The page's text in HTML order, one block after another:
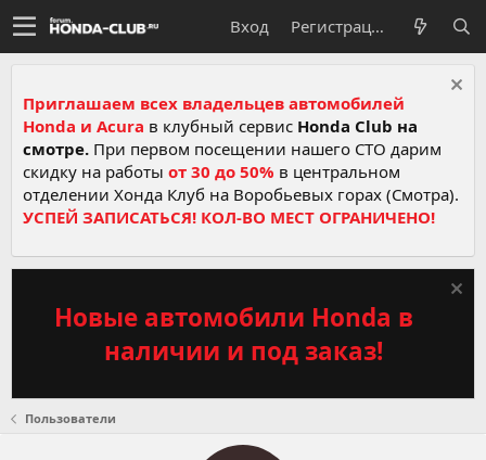
Вход Регистрация
Приглашаем всех владельцев автомобилей
Honda и Acura в клубный сервис Honda Club на
смотре. При первом посещении нашего СТО дарим
скидку на работы от 30 до 50% в центральном
отделении Хонда Клуб на Воробьевых горах (Смотра).
УСПЕЙ ЗАПИСАТЬСЯ! КОЛ-ВО МЕСТ ОГРАНИЧЕНО!
Новые автомобили Honda в
наличии и под заказ!
Пользователи